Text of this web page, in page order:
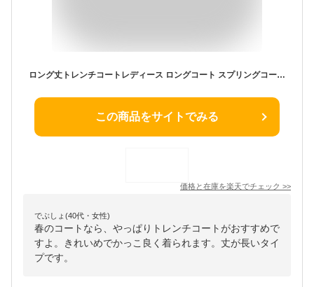
ロング丈トレンチコートレディース ロングコート スプリングコート 春 秋 ガウンコート 大きいサイズ 通勤 きれいめ カジュアル 薄手
この商品をサイトでみる
価格と在庫を楽天でチェック >>
でぶしょ(40代・女性)
春のコートなら、やっぱりトレンチコートがおすすめで
すよ。きれいめでかっこ良く着られます。丈が長いタイ
プです。